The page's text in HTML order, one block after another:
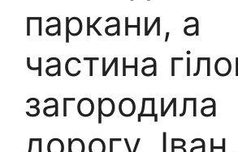
паркани, а
частина
загородила